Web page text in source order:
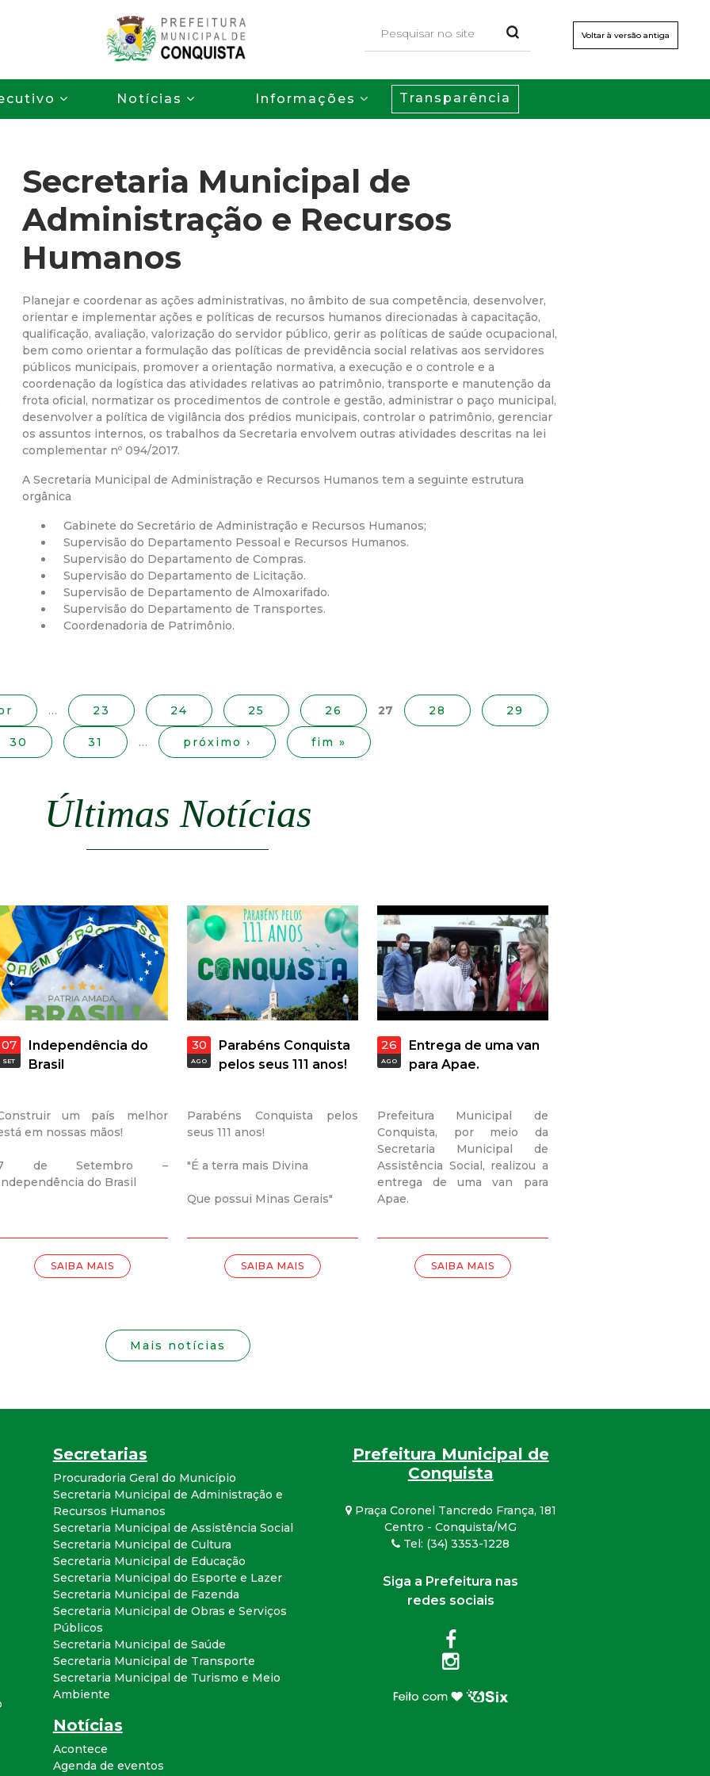
para
o
conteúdo
principal
Voltar à versão antiga
P
r
f
e
i
t
u
r
a
M
u
n
c
p
a
d
o
n
q
u
i
s
t
a
G
Notícias Informações Transparência
Secretaria Municipal de
Administração e Recursos
Humanos
Planejar e coordenar as ações administrativas, no âmbito de sua competência, desenvolver,
orientar e implementar ações e políticas de recursos humanos direcionadas à capacitação,
qualificação, avaliação, valorização do servidor público, gerir as políticas de saúde ocupacional,
bem como orientar a formulação das políticas de previdência social relativas aos servidores
públicos municipais, promover a orientação normativa, a execução e o controle e a
coordenação da logística das atividades relativas ao patrimônio, transporte e manutenção da
frota oficial, normatizar os procedimentos de controle e gestão, administrar o paço municipal,
desenvolver a política de vigilância dos prédios municipais, controlar o patrimônio, gerenciar
os assuntos internos, os trabalhos da Secretaria envolvem outras atividades descritas na lei
complementar nº 094/2017.
A Secretaria Municipal de Administração e Recursos Humanos tem a seguinte estrutura
orgânica
Gabinete do Secretário de Administração e Recursos Humanos;
Supervisão do Departamento Pessoal e Recursos Humanos.
Supervisão do Departamento de Compras.
Supervisão do Departamento de Licitação.
Supervisão de Departamento de Almoxarifado.
Supervisão do Departamento de Transportes.
Coordenadoria de Patrimônio.
… 23 24 25 26 27 28 29
30 31 … próximo › fim »
Últimas Notícias
07
SET
Independência do
Brasil
um país melhor
em nossas mãos!
de Setembro –
do Brasil
SAIBA MAIS
30
AGO
Parabéns Conquista
pelos seus 111 anos!
Parabéns Conquista pelos
seus 111 anos!
"É a terra mais Divina
Que possui Minas Gerais"
SAIBA MAIS
26
AGO
Entrega de uma van
para Apae.
Prefeitura Municipal de
Conquista, por meio da
Secretaria Municipal de
Assistência Social, realizou a
entrega de uma van para
Apae.
SAIBA MAIS
Mais notícias
Secretarias
Procuradoria Geral do Município
Secretaria Municipal de Administração e
Recursos Humanos
Secretaria Municipal de Assistência Social
Secretaria Municipal de Cultura
Secretaria Municipal de Educação
Secretaria Municipal do Esporte e Lazer
Secretaria Municipal de Fazenda
Secretaria Municipal de Obras e Serviços
Públicos
Secretaria Municipal de Saúde
Secretaria Municipal de Transporte
Secretaria Municipal de Turismo e Meio
Ambiente
Notícias
Acontece
Agenda de eventos
Prefeitura Municipal de
Conquista
Praça Coronel Tancredo França, 181
Centro - Conquista/MG
Tel: (34) 3353-1228
Siga a Prefeitura nas
redes sociais